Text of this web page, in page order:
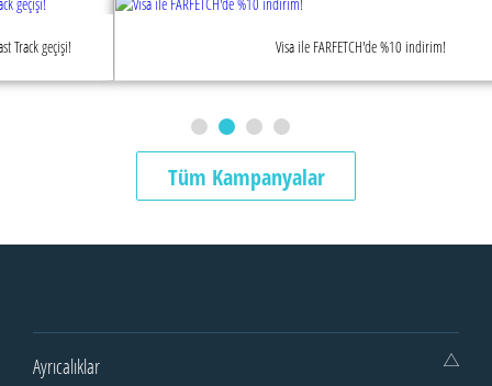
Visa ile FARFETCH'de %10 indirim!
Tüm Kampanyalar
Ayrıcalıklar